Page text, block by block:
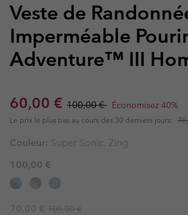
Veste de
Imperméable
Adventure™ III
Sale price:
60,00 € Regular price:
100,00 € Économisez 40%
Le prix le plus bas au cours des 30 derniers jours:
Couleur: Super Sonic, Zing
100,00 €
Sale price:
70,00 € Regular price:
100,00 €